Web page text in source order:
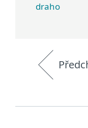
draho